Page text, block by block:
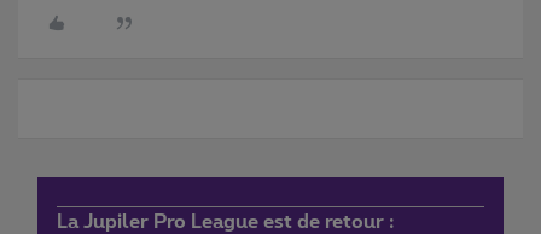
La Jupiler Pro League est de retour :